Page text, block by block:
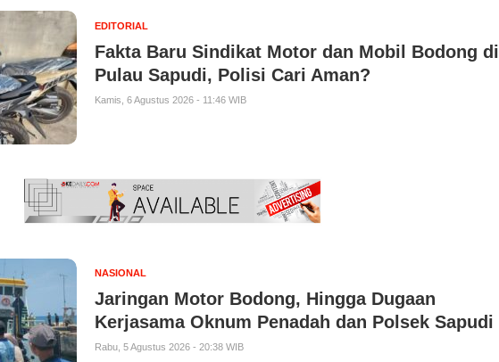
EDITORIAL
Fakta Baru Sindikat Motor dan Mobil Bodong di
Pulau Sapudi, Polisi Cari Aman?
Kamis, 6 Agustus 2026 - 11:46 WIB
NASIONAL
Jaringan Motor Bodong, Hingga Dugaan
Kerjasama Oknum Penadah dan Polsek Sapudi
Rabu, 5 Agustus 2026 - 20:38 WIB